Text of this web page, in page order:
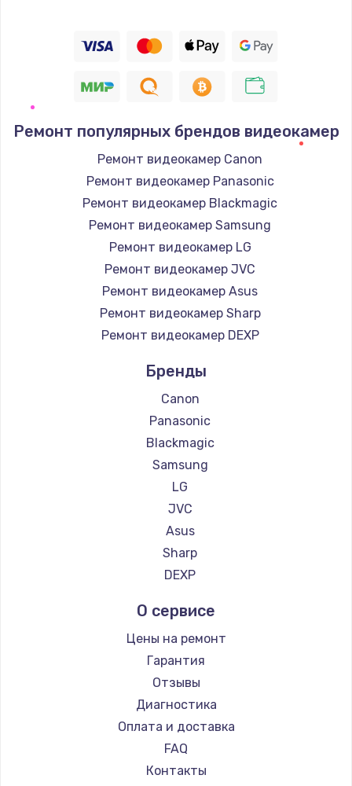
Ремонт популярных брендов видеокамер
Ремонт видеокамер Canon
Ремонт видеокамер Panasonic
Ремонт видеокамер Blackmagic
Ремонт видеокамер Samsung
Ремонт видеокамер LG
Ремонт видеокамер JVC
Ремонт видеокамер Asus
Ремонт видеокамер Sharp
Ремонт видеокамер DEXP
Бренды
Canon
Panasonic
Blackmagic
Samsung
LG
JVC
Asus
Sharp
DEXP
О сервисе
Цены на ремонт
Гарантия
Отзывы
Диагностика
Оплата и доставка
FAQ
Контакты